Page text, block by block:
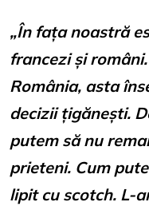
„În fața noastră
francezi și
România, asta
decizii țigănești.
putem să nu
prieteni. Cum
lipit cu scotch. L-